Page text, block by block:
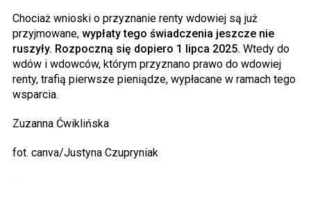
Chociaż wnioski o przyznanie renty wdowiej są już
przyjmowane, wypłaty tego świadczenia jeszcze nie
ruszyły. Rozpoczną się dopiero 1 lipca 2025. Wtedy do
wdów i wdowców, którym przyznano prawo do wdowiej
renty, trafią pierwsze pieniądze, wypłacane w ramach tego
wsparcia.
Zuzanna Ćwiklińska
fot. canva/Justyna Czupryniak